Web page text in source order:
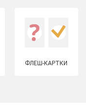
ФЛЕШ-КАРТКИ